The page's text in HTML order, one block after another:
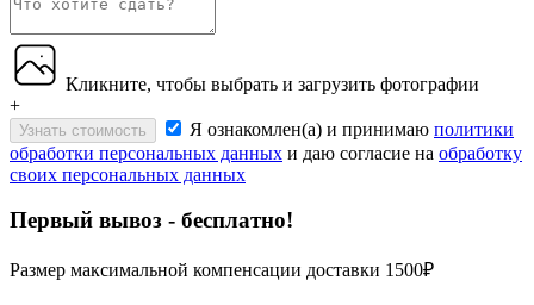
Кликните, чтобы выбрать и загрузить фотографии
+
Узнать стоимость Я ознакомлен(а) и принимаю политики
обработки персональных данных и даю согласие на обработку
своих персональных данных
Первый вывоз - бесплатно!
Размер максимальной компенсации доставки 1500₽